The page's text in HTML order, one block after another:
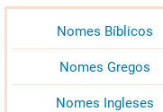
Nomes Bíblicos
Nomes Gregos
Nomes Ingleses